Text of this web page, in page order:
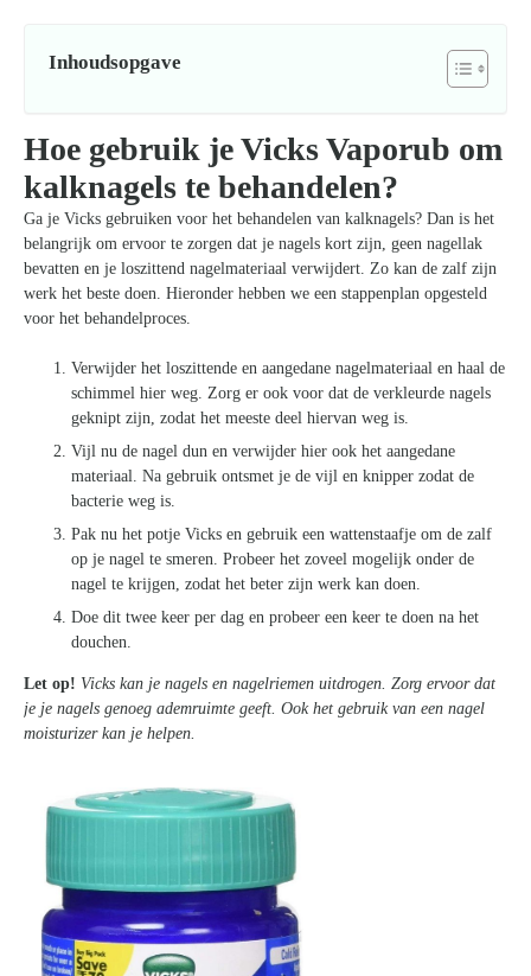
Inhoudsopgave
Hoe gebruik je Vicks Vaporub om
kalknagels te behandelen?
Ga je Vicks gebruiken voor het behandelen van kalknagels? Dan is het
belangrijk om ervoor te zorgen dat je nagels kort zijn, geen nagellak
bevatten en je loszittend nagelmateriaal verwijdert. Zo kan de zalf zijn
werk het beste doen. Hieronder hebben we een stappenplan opgesteld
voor het behandelproces.
Verwijder het loszittende en aangedane nagelmateriaal en haal de
schimmel hier weg. Zorg er ook voor dat de verkleurde nagels
geknipt zijn, zodat het meeste deel hiervan weg is.
Vijl nu de nagel dun en verwijder hier ook het aangedane
materiaal. Na gebruik ontsmet je de vijl en knipper zodat de
bacterie weg is.
Pak nu het potje Vicks en gebruik een wattenstaafje om de zalf
op je nagel te smeren. Probeer het zoveel mogelijk onder de
nagel te krijgen, zodat het beter zijn werk kan doen.
Doe dit twee keer per dag en probeer een keer te doen na het
douchen.
Let op! Vicks kan je nagels en nagelriemen uitdrogen. Zorg ervoor dat
je je nagels genoeg ademruimte geeft. Ook het gebruik van een nagel
moisturizer kan je helpen.